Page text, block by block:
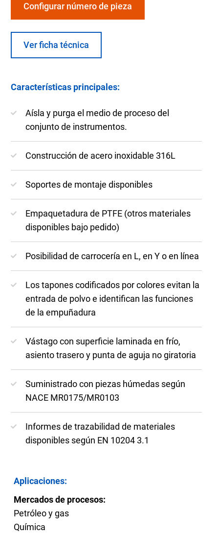
Configurar número de pieza
Ver ficha técnica
Características principales:
Aísla y purga el medio de proceso del
conjunto de instrumentos.
Construcción de acero inoxidable 316L
Soportes de montaje disponibles
Empaquetadura de PTFE (otros materiales
disponibles bajo pedido)
Posibilidad de carrocería en L, en Y o en línea
Los tapones codificados por colores evitan la
entrada de polvo e identifican las funciones
de la empuñadura
Vástago con superficie laminada en frío,
asiento trasero y punta de aguja no giratoria
Suministrado con piezas húmedas según
NACE MR0175/MR0103
Informes de trazabilidad de materiales
disponibles según EN 10204 3.1
Aplicaciones:
Mercados de procesos:
Petróleo y gas
Química